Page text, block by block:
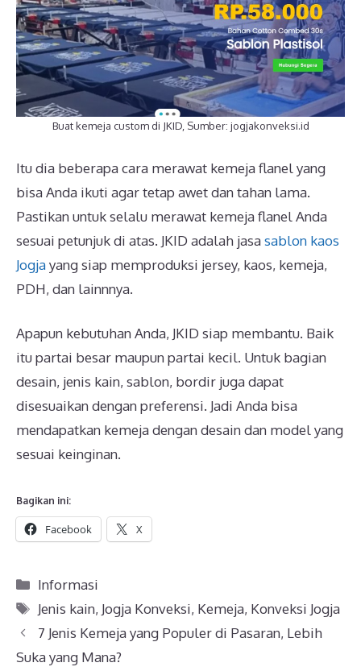
Buat kemeja custom di JKID, Sumber: jogjakonveksi.id
Itu dia beberapa cara merawat kemeja flanel yang
bisa Anda ikuti agar tetap awet dan tahan lama.
Pastikan untuk selalu merawat kemeja flanel Anda
sesuai petunjuk di atas. JKID adalah jasasablon kaos
Jogjayang siap memproduksi jersey, kaos, kemeja,
PDH, dan lainnnya.
Apapun kebutuhan Anda, JKID siap membantu. Baik
itu partai besar maupun partai kecil. Untuk bagian
desain, jenis kain, sablon, bordir juga dapat
disesuaikan dengan preferensi. Jadi Anda bisa
mendapatkan kemeja dengan desain dan model yang
sesuai keinginan.
Bagikan ini:
Facebook X
Kategori
Informasi
Tag
Jenis kain, Jogja Konveksi, Kemeja, Konveksi Jogja
7 Jenis Kemeja yang Populer di Pasaran, Lebih
Suka yang Mana?